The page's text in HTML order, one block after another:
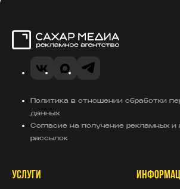
VK Telegram
MAX
Политика в отношении обработки
данных
Согласие на получение рекламных
рассылок
УСЛУГИ